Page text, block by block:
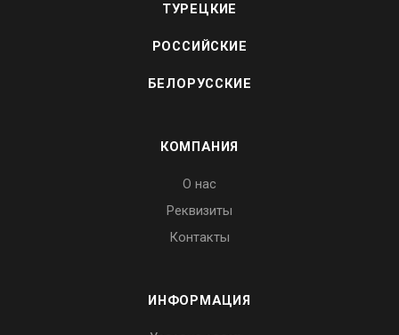
ТУРЕЦКИЕ
РОССИЙСКИЕ
БЕЛОРУССКИЕ
КОМПАНИЯ
О нас
Реквизиты
Контакты
ИНФОРМАЦИЯ